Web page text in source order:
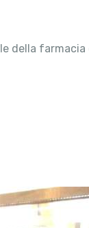
della